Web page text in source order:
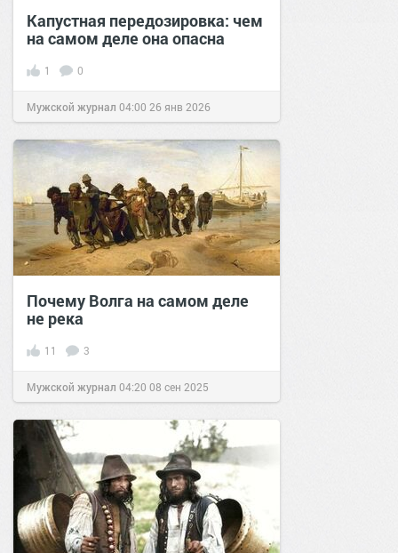
Капустная передозировка: чем
на самом деле она опасна
1 0
Мужской журнал 04:00 26 янв 2026
Почему Волга на самом деле
не река
11 3
Мужской журнал 04:20 08 сен 2025